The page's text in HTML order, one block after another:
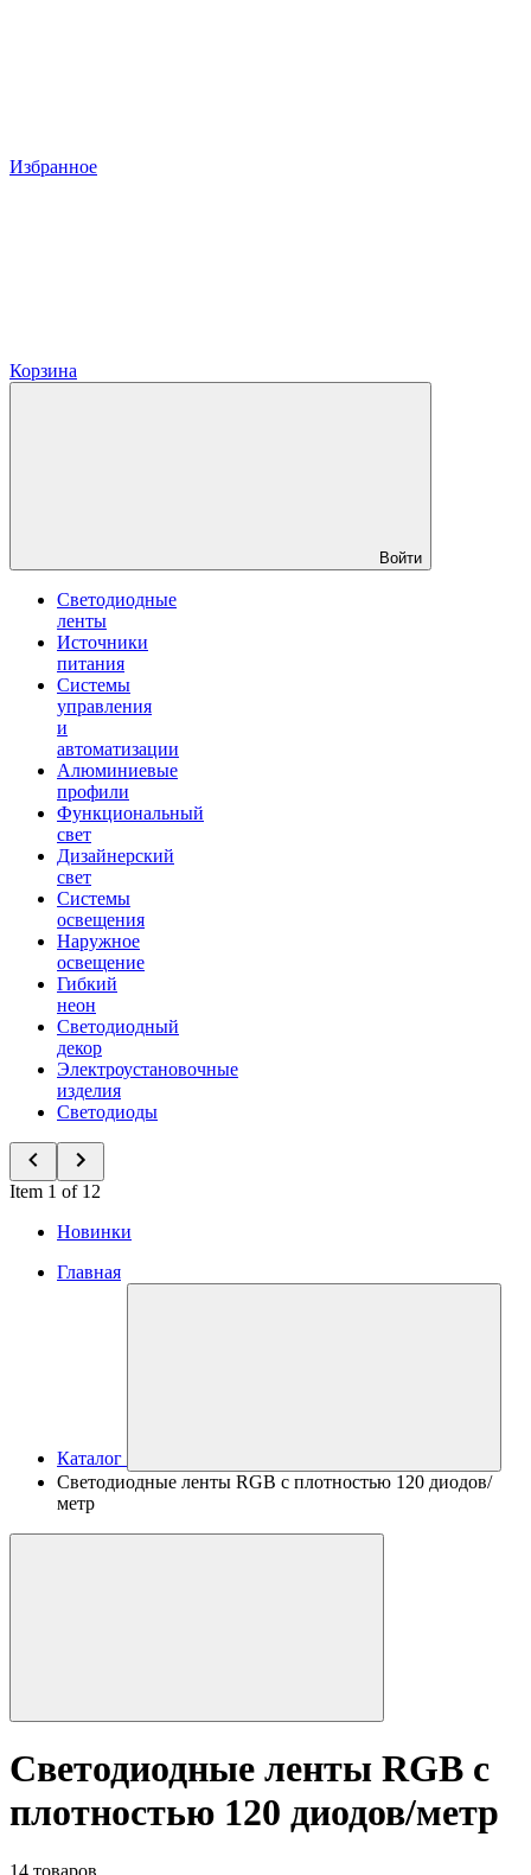
Избранное
Корзина
Войти
Светодиодные
ленты
Источники
питания
Системы
управления
и
автоматизации
Алюминиевые
профили
Функциональный
свет
Дизайнерский
свет
Системы
освещения
Наружное
освещение
Гибкий
неон
Светодиодный
декор
Электроустановочные
изделия
Светодиоды
Item 1 of 12
Новинки
Главная
Каталог
Светодиодные ленты RGB с плотностью 120 диодов/
метр
Светодиодные ленты RGB с
плотностью 120 диодов/метр
14 товаров